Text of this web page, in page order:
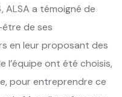
ALSA a témoigné de
de ses
en leur proposant des
l’équipe ont été choisis,
pour entreprendre ce